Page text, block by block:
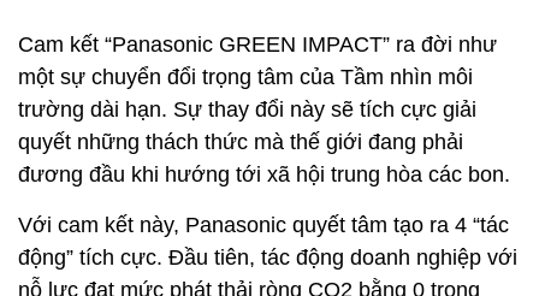
Cam kết “Panasonic GREEN IMPACT” ra đời như
một sự chuyển đổi trọng tâm của Tầm nhìn môi
trường dài hạn. Sự thay đổi này sẽ tích cực giải
quyết những thách thức mà thế giới đang phải
đương đầu khi hướng tới xã hội trung hòa các bon.
Với cam kết này, Panasonic quyết tâm tạo ra 4 “tác
động” tích cực. Đầu tiên, tác động doanh nghiệp với
nỗ lực đạt mức phát thải ròng CO2 bằng 0 trong